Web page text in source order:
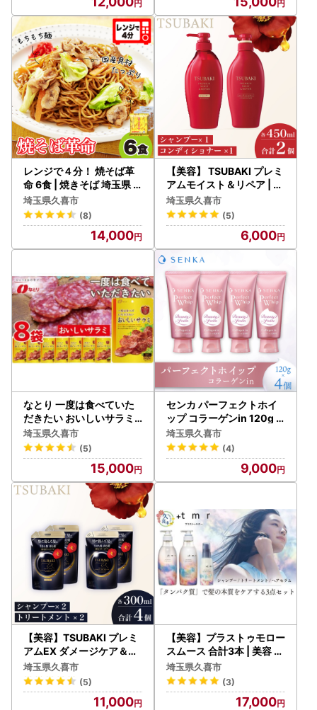
レンジで４分！ 焼そば革
命 6食 | 焼きそば 埼玉県
久喜市
埼玉県久喜市
(8)
14,000
【美容】 TSUBAKI プレミ
アムモイスト＆リペア | 美
容 シャンプー
埼玉県久喜市
(5)
6,000
なとり 一度は食べていた
だきたい おいしいサラミ |
つまみ お酒
埼玉県久喜市
(5)
15,000
センカ パーフェクトホイ
ップ コラーゲンin 120g 4
個 | 美容 洗顔
埼玉県久喜市
(4)
9,000
【美容】TSUBAKI プレミ
アムEX ダメージケア＆リ
ペア つめかえ用 300ml 4
個 | 美容 シャンプー
埼玉県久喜市
(5)
11,000
【美容】プラストゥモロー
スムース 合計3本 | 美容 シ
ャンプー
埼玉県久喜市
(3)
17,000